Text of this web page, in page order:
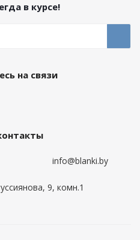
в курсе!
на связи
info@blanki.by
9, комн.1